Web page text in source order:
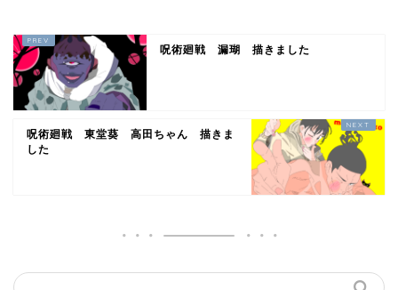
呪術廻戦 漏瑚 描きました
呪術廻戦 東堂葵 高田ちゃん 描きま
した